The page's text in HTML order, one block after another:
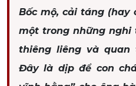
Bốc mộ, cải táng (hay
một trong những nghi
thiêng liêng và quan
Đây là dịp để con